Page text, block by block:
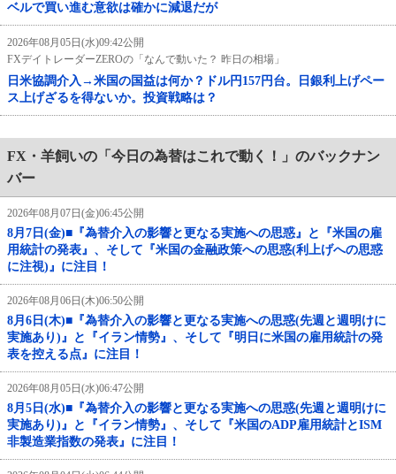
ベルで買い進む意欲は確かに減退だが
2026年08月05日(水)09:42公開
FXデイトレーダーZEROの「なんで動いた？ 昨日の相場」
日米協調介入→米国の国益は何か？ドル円157円台。日銀利上げペー
ス上げざるを得ないか。投資戦略は？
FX・羊飼いの「今日の為替はこれで動く！」のバックナン
バー
2026年08月07日(金)06:45公開
8月7日(金)■『為替介入の影響と更なる実施への思惑』と『米国の雇
用統計の発表』、そして『米国の金融政策への思惑(利上げへの思惑
に注視)』に注目！
2026年08月06日(木)06:50公開
8月6日(木)■『為替介入の影響と更なる実施への思惑(先週と週明けに
実施あり)』と『イラン情勢』、そして『明日に米国の雇用統計の発
表を控える点』に注目！
2026年08月05日(水)06:47公開
8月5日(水)■『為替介入の影響と更なる実施への思惑(先週と週明けに
実施あり)』と『イラン情勢』、そして『米国のADP雇用統計とISM
非製造業指数の発表』に注目！